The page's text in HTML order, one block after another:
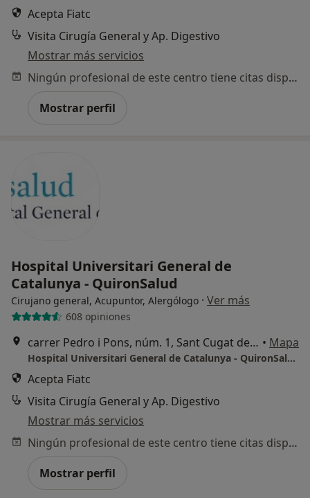
Acepta Fiatc
Visita Cirugía General y Ap. Digestivo
Mostrar más servicios
Ningún profesional de este centro tiene citas disponibles
Mostrar perfil
Hospital Universitari General de
Catalunya - QuironSalud
Cirujano general, Acupuntor, Alergólogo · Ver más
608 opiniones
carrer Pedro i Pons, núm. 1, Sant Cugat del Vallès • Mapa
Hospital Universitari General de Catalunya - QuironSalud
Acepta Fiatc
Visita Cirugía General y Ap. Digestivo
Mostrar más servicios
Ningún profesional de este centro tiene citas disponibles
Mostrar perfil